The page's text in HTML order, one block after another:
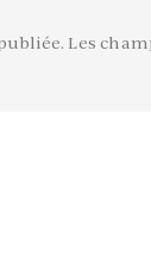
Les